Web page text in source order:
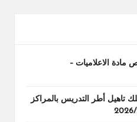
مادة الاعلاميات –
تاهيل أطر التدريس بالمراكز